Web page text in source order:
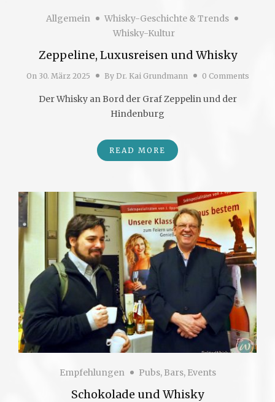
Allgemein
Whisky-Geschichte & Trends
Whisky-Kultur
Zeppeline, Luxusreisen und Whisky
On 30. März 2025 By Dr. Kai Grundmann 0 Comments
Der Whisky an Bord der Graf Zeppelin und der
Hindenburg
READ MORE
Empfehlungen Pubs, Bars, Events
Schokolade und Whisky